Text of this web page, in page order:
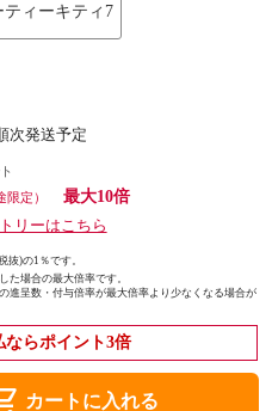
ティーキティ7
次発送予定
限定）
最大10倍
リーはこちら
)の1％です。
た場合の最大倍率です。
進呈数・付与倍率が最大倍率より少なくなる場合が
らポイント3倍
カートに入れる